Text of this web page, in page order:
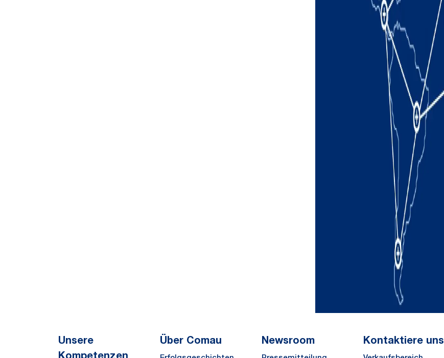
Unsere
Kompetenzen
Über Comau Newsroom Kontaktiere uns